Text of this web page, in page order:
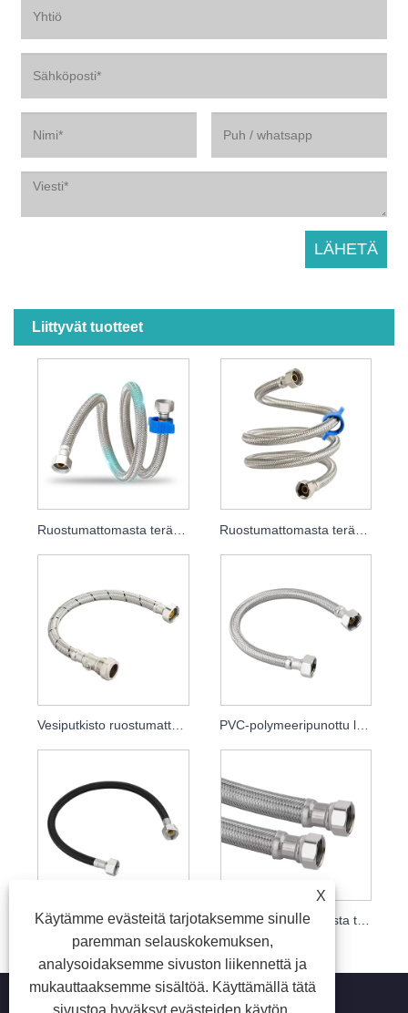
Liittyvät tuotteet
Vesiputkisto ruostumattomasta teräksestä punottu letku
Nailonlangalla punotut letkut 304 ruostumattomasta teräksestä punottu letku
X
Käytämme evästeitä tarjotaksemme sinulle
paremman selauskokemuksen,
analysoidaksemme sivuston liikennettä ja
mukauttaaksemme sisältöä. Käyttämällä tätä
sivustoa hyväksyt evästeiden käytön.